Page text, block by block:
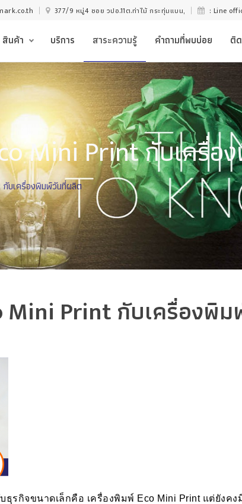
377/9 หมู่4 ซอย วปอ.11ต.ท่าไม้ กระทุ่มแบน, : Line
สินค้า บริการ สาระความรู้ คำถามที่พบบ่อย ติ
Mini Print กับเครื่
บเครื่องพิมพ์วันที่ผลิต
Mini Print กับเครื่องพิ
รกิจขนาดเล็กคือ เครื่องพิมพ์ Eco Mini Print แต่ยัง